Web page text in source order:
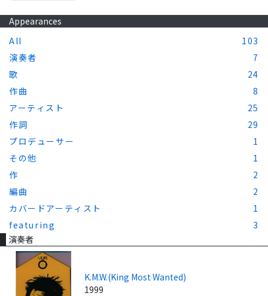
Appearances
All
103
演奏者
7
歌
24
作曲
8
アーティスト
25
作詞
29
プロデューサー
1
その他
1
作
2
編曲
2
カバードアーティスト
1
featuring
3
演奏者
K.M.W.(King Most Wanted)
1999